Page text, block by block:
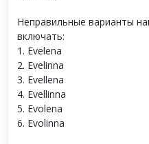
Неправильные варианты
включать:
1. Evelena
2. Evelinna
3. Evellena
4. Evellinna
5. Evolena
6. Evolinna